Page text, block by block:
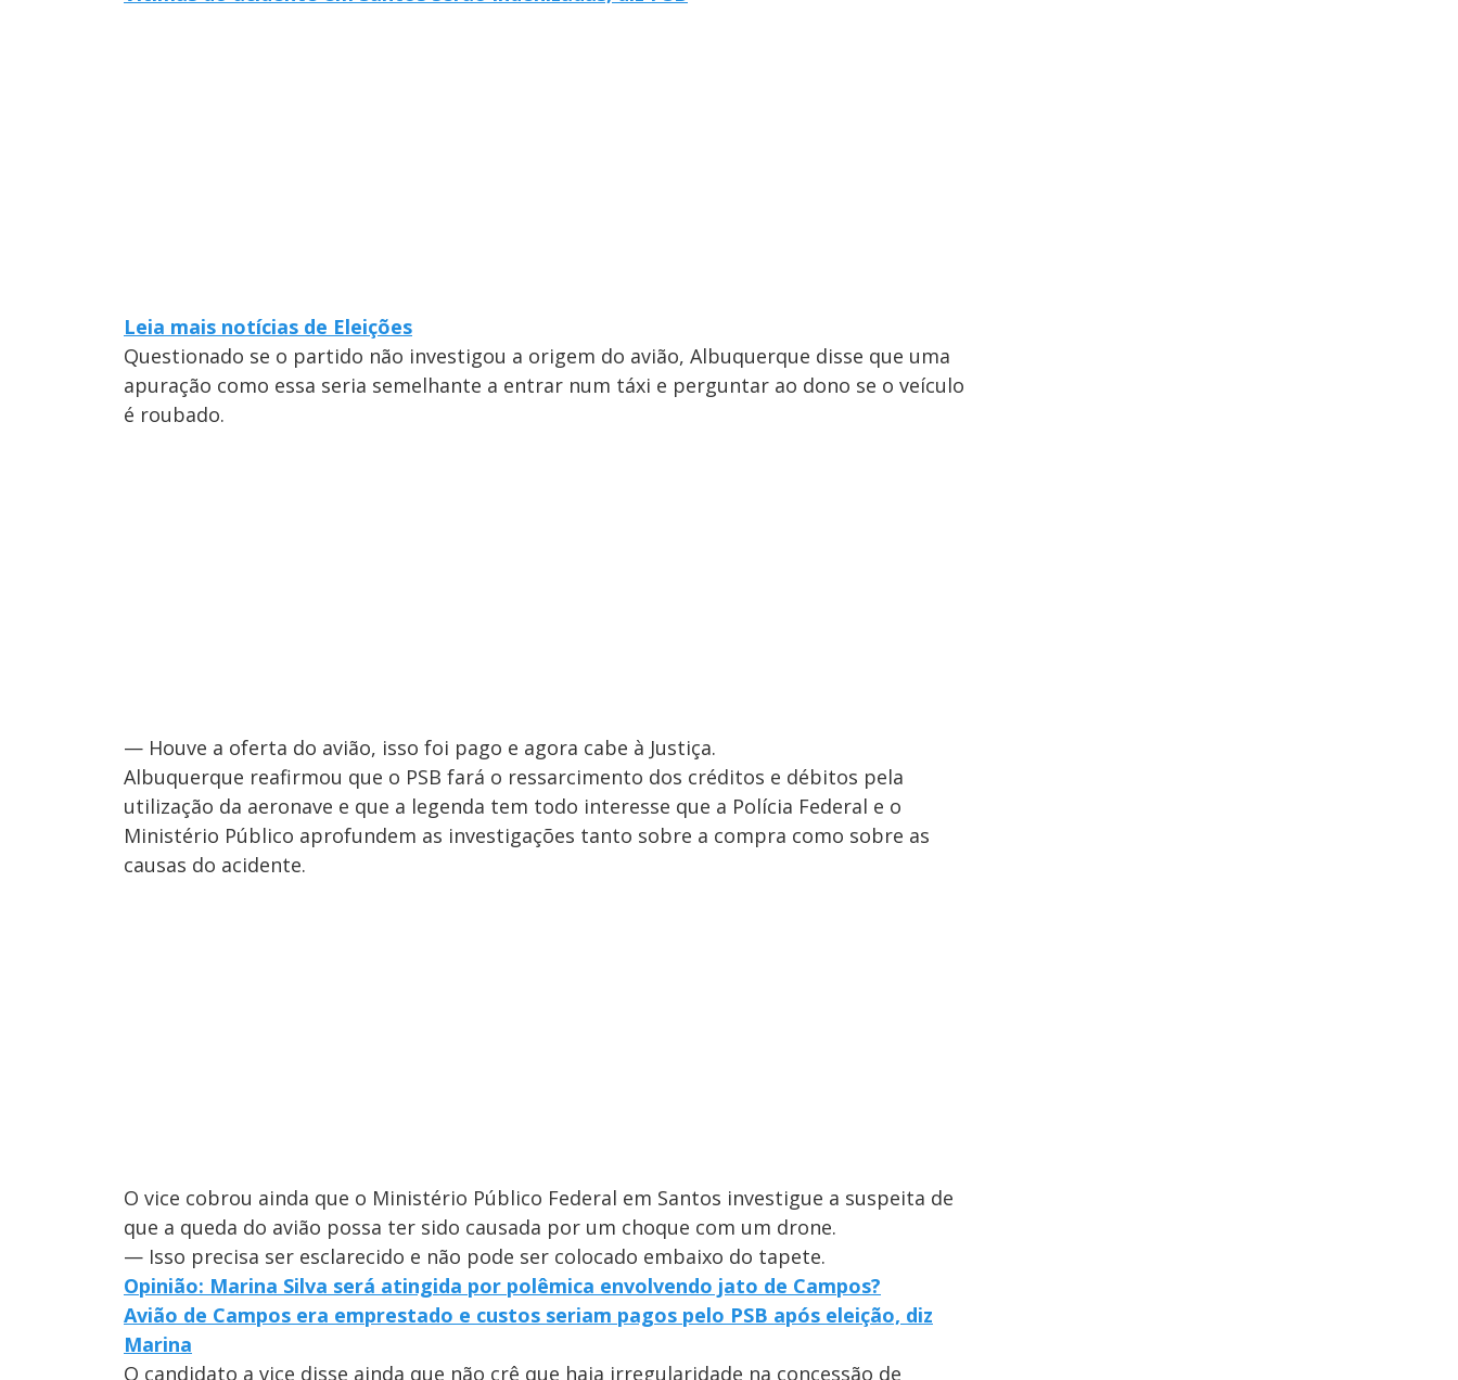
Leia mais notícias de Eleições
Questionado se o partido não investigou a origem do avião, Albuquerque disse que uma
apuração como essa seria semelhante a entrar num táxi e perguntar ao dono se o veículo
é roubado.
— Houve a oferta do avião, isso foi pago e agora cabe à Justiça.
Albuquerque reafirmou que o PSB fará o ressarcimento dos créditos e débitos pela
utilização da aeronave e que a legenda tem todo interesse que a Polícia Federal e o
Ministério Público aprofundem as investigações tanto sobre a compra como sobre as
causas do acidente.
O vice cobrou ainda que o Ministério Público Federal em Santos investigue a suspeita de
que a queda do avião possa ter sido causada por um choque com um drone.
— Isso precisa ser esclarecido e não pode ser colocado embaixo do tapete.
Opinião: Marina Silva será atingida por polêmica envolvendo jato de Campos?
Avião de Campos era emprestado e custos seriam pagos pelo PSB após eleição, diz
Marina
O candidato a vice disse ainda que não crê que haja irregularidade na concessão de